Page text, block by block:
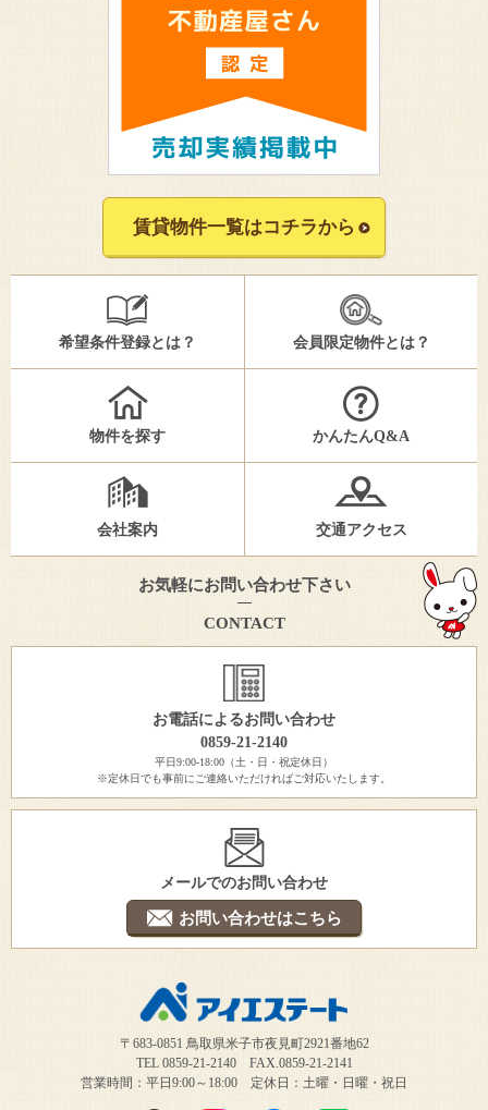
賃貸物件一覧はコチラから
希望条件登録とは？ 会員限定物件とは？
物件を探す かんたんQ&A
会社案内 交通アクセス
お気軽にお問い合わせ下さい
CONTACT
お電話によるお問い合わせ
0859-21-2140
平日9:00-18:00（土・日・祝定休日）
※定休日でも事前にご連絡いただければご対応いたします。
メールでのお問い合わせ
お問い合わせはこちら
〒683-0851 鳥取県米子市夜見町2921番地62
TEL 0859-21-2140 FAX.0859-21-2141
営業時間：平日9:00～18:00 定休日：土曜・日曜・祝日